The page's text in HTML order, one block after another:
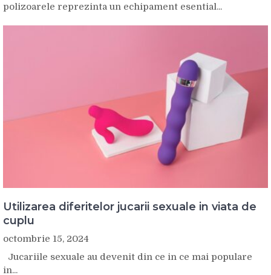
polizoarele reprezinta un echipament esential...
Utilizarea diferitelor jucarii sexuale in viata de
cuplu
octombrie 15, 2024
Jucariile sexuale au devenit din ce in ce mai populare
in...